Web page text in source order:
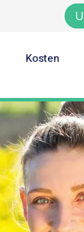
Kosten